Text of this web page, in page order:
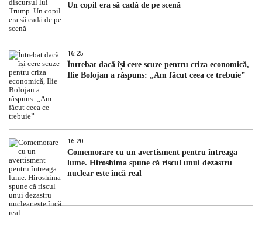
Un copil era să cadă de pe scenă
16:25
Întrebat dacă își cere scuze pentru criza economică,
Ilie Bolojan a răspuns: „Am făcut ceea ce trebuie”
16:20
Comemorare cu un avertisment pentru întreaga
lume. Hiroshima spune că riscul unui dezastru
nuclear este încă real